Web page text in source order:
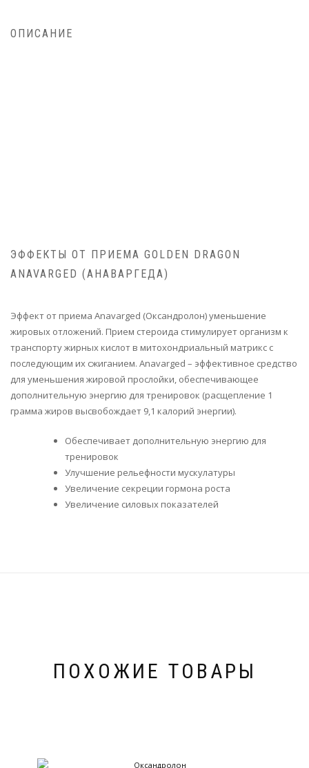
ОПИСАНИЕ
ЭФФЕКТЫ ОТ ПРИЕМА GOLDEN DRAGON
ANAVARGED (АНАВАРГЕДА)
Эффект от приема Anavarged (Оксандролон) уменьшение
жировых отложений. Прием стероида стимулирует организм к
транспорту жирных кислот в митохондриальный матрикс с
последующим их сжиганием. Anavarged – эффективное средство
для уменьшения жировой прослойки, обеспечивающее
дополнительную энергию для тренировок (расщепление 1
грамма жиров высвобождает 9,1 калорий энергии).
Обеспечивает дополнительную энергию для
тренировок
Улучшение рельефности мускулатуры
Увеличение секреции гормона роста
Увеличение силовых показателей
ПОХОЖИЕ ТОВАРЫ